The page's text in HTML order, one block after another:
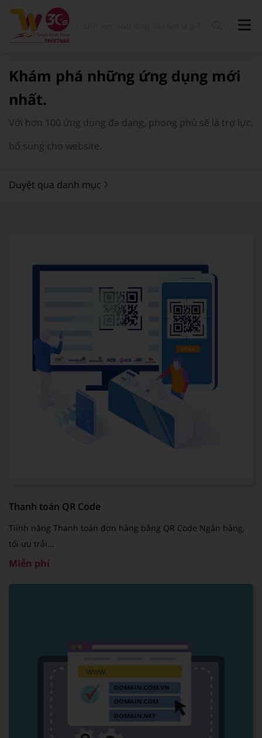
Khám phá những ứng dụng mới
nhất.
Với hơn 100 ứng dụng đa dạng, phong phú sẽ là trợ lực,
bổ sung cho website.
Duyệt qua danh mục
Thanh toán QR Code
Tiính năng Thanh toán đơn hàng bằng QR Code Ngân hàng,
tối ưu trải...
Miễn phí